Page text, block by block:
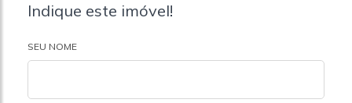
Indique este imóvel!
SEU NOME